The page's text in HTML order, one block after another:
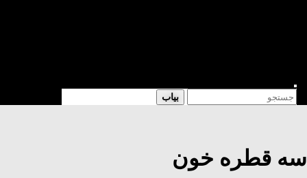
Enter
Keyword
Search
for:
بیاب
Search
سه قطره خون